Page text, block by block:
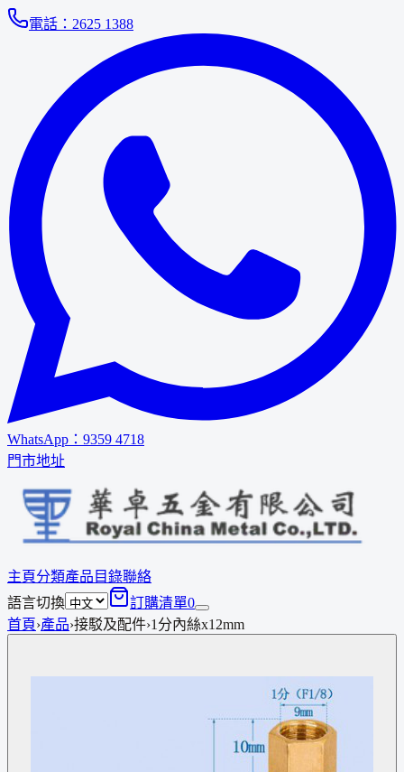
電話： 2625 1388
WhatsApp： 9359 4718
門市地址
主頁分類產品 目錄聯絡
語言切換
訂購清單0
首頁›產品›接駁及配件›1分內絲x12mm